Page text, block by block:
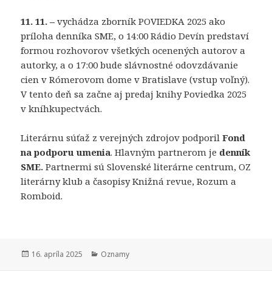
11. 11. – vychádza zborník POVIEDKA 2025 ako
príloha denníka SME, o 14:00 Rádio Devín predstaví
formou rozhovorov všetkých ocenených autorov a
autorky, a o 17:00 bude slávnostné odovzdávanie
cien v Rómerovom dome v Bratislave (vstup voľný).
V tento deň sa začne aj predaj knihy Poviedka 2025
v kníhkupectvách.
Literárnu súťaž z verejných zdrojov podporilFond
na podporu umenia. Hlavným partnerom je denník
SME. Partnermi sú Slovenské literárne centrum, OZ
literárny klub a časopisy Knižná revue, Rozum a
Romboid.
Publikované
16. apríla 2025 Kategórie
Oznamy